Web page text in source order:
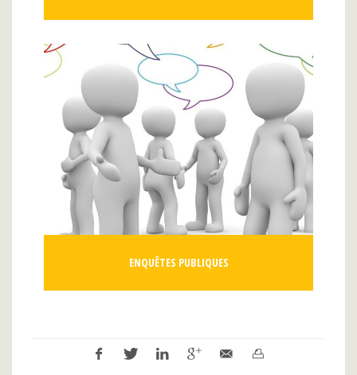
ENQUÊTES PUBLIQUES